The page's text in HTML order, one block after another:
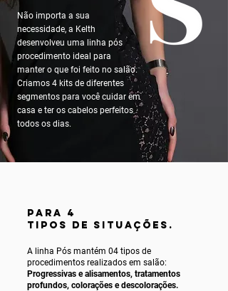
Não importa a sua
necessidade, a Kelth
desenvolveu uma linha pós
procedimento ideal para
manter o que foi feito no salão.
Criamos 4 kits de diferentes
segmentos para você cuidar em
casa e ter os cabelos perfeitos
todos os dias.
PARA 4
TIPOS DE SITUAÇÕES.
A linha Pós mantém 04 tipos de
procedimentos realizados em salão:
Progressivas e alisamentos, tratamentos
profundos, colorações e descolorações.